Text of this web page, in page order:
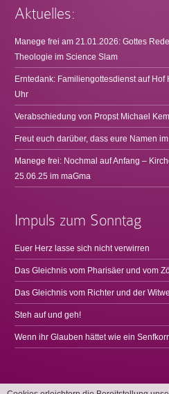
Aktuelles:
Manege frei am 21.01.2026: Gottes
Theologie im Science Slam
Erntedank: Familiengottesdienst auf
Uhr
Verabschiedung von Propst Michael
Freut euch darüber, dass eure Namen
Manege frei: Nochmal auf Anfang –
25.06.25 im maGma
Impuls zum Sonntag
Euer Herz lasse sich nicht verwirren
Das Gleichnis vom Pharisäer und vom
Das Gleichnis vom Richter und der Witwe
Steh auf und geh!
Wenn ihr Glauben hättet wie ein